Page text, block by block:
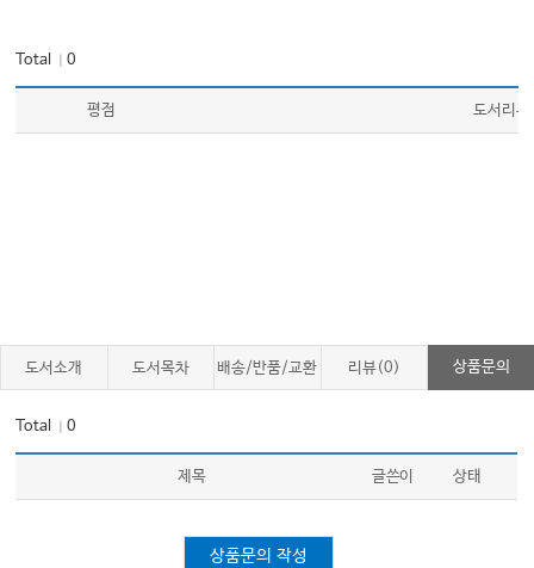
Total ｜0
평점 도서리뷰
도서소개 도서목차 배송/반품/교환 리뷰(0) 상품문의
Total ｜0
제목 글쓴이 상태
상품문의 작성